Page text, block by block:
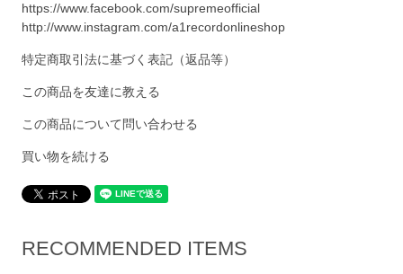
https://www.facebook.com/supremeofficial
http://www.instagram.com/a1recordonlineshop
特定商取引法に基づく表記（返品等）
この商品を友達に教える
この商品について問い合わせる
買い物を続ける
RECOMMENDED ITEMS